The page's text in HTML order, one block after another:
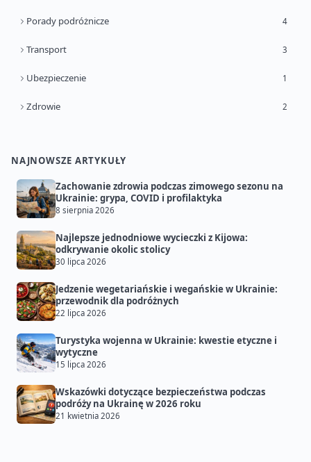
Porady podróżnicze 4
Transport 3
Ubezpieczenie 1
Zdrowie 2
NAJNOWSZE ARTYKUŁY
Zachowanie zdrowia podczas zimowego sezonu na
Ukrainie: grypa, COVID i profilaktyka
8 sierpnia 2026
Najlepsze jednodniowe wycieczki z Kijowa:
odkrywanie okolic stolicy
30 lipca 2026
Jedzenie wegetariańskie i wegańskie w Ukrainie:
przewodnik dla podróżnych
22 lipca 2026
Turystyka wojenna w Ukrainie: kwestie etyczne i
wytyczne
15 lipca 2026
Wskazówki dotyczące bezpieczeństwa podczas
podróży na Ukrainę w 2026 roku
21 kwietnia 2026